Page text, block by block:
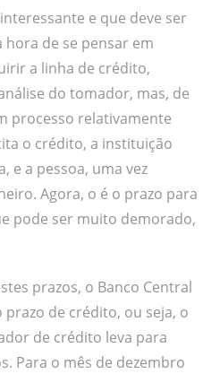
e que deve ser
de se pensar em
a linha de crédito,
do tomador, mas, de
processo relativamente
o crédito, a instituição
e a pessoa, uma vez
Agora, o é o prazo para
pode ser muito demorado,
prazos, o Banco Central
de crédito, ou seja, o
de crédito leva para
Para o mês de dezembro